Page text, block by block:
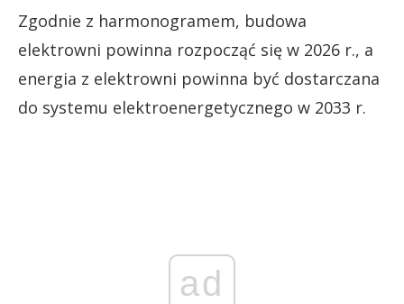
Zgodnie z harmonogramem, budowa
elektrowni powinna rozpocząć się w 2026 r., a
energia z elektrowni powinna być dostarczana
do systemu elektroenergetycznego w 2033 r.
ad